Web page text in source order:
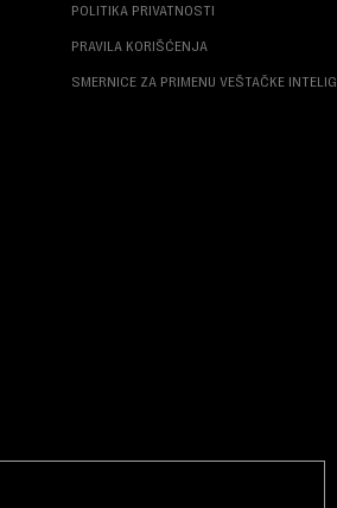
POLITIKA PRIVATNOSTI
PRAVILA KORIŠĆENJA
SMERNICE ZA PRIMENU VEŠTAČKE